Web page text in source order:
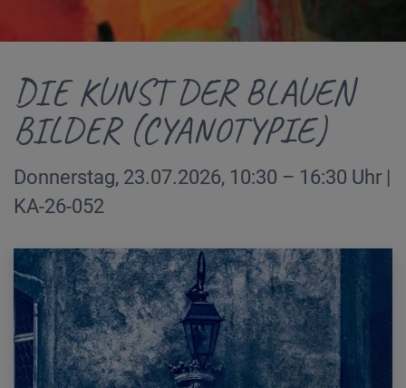
DIE KUNST DER BLAUEN
BILDER (CYANOTYPIE)
Donnerstag, 23.07.2026, 10:30 – 16:30 Uhr |
KA-26-052